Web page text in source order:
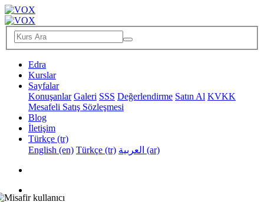
Edra
Kurslar
Sayfalar
Konuşanlar Galeri SSS Değerlendirme Satın Al KVKK
Mesafeli Satış Sözleşmesi
Blog
İletişim
Türkçe ‎(tr)‎
English ‎(en)‎ Türkçe ‎(tr)‎ العربية ‎(ar)‎